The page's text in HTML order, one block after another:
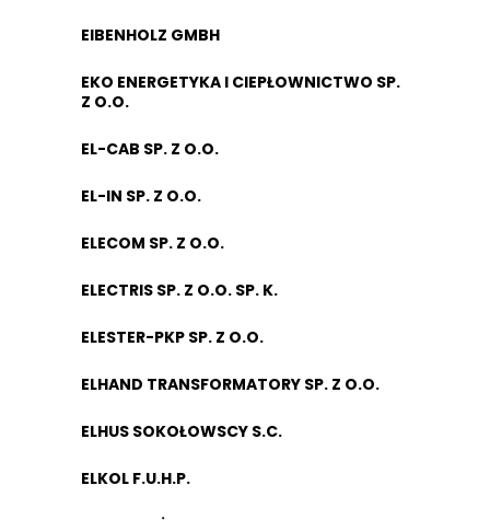
EIBENHOLZ GMBH
EKO ENERGETYKA I CIEPŁOWNICTWO SP.
Z O.O.
EL-CAB SP. Z O.O.
EL-IN SP. Z O.O.
ELECOM SP. Z O.O.
ELECTRIS SP. Z O.O. SP. K.
ELESTER-PKP SP. Z O.O.
ELHAND TRANSFORMATORY SP. Z O.O.
ELHUS SOKOŁOWSCY S.C.
ELKOL F.U.H.P.